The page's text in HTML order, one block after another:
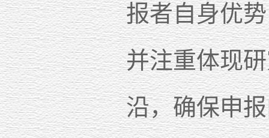
报者自身优
并注重体现
沿，确保申